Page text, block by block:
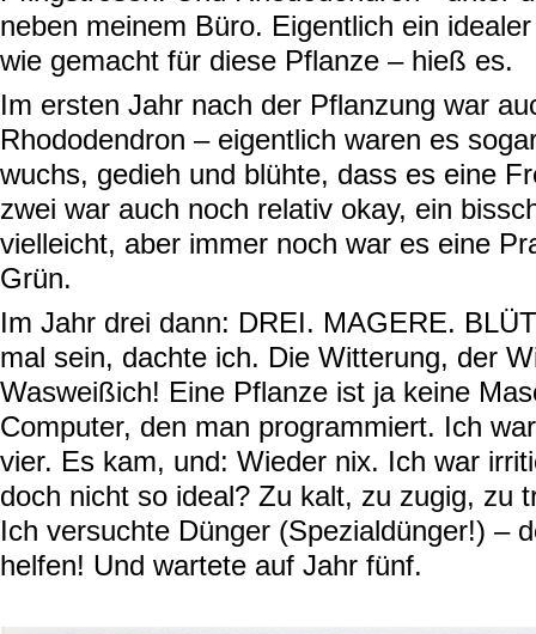
neben meinem Büro. Eigentlich ein
wie gemacht für diese Pflanze – hieß es.
Im ersten Jahr nach der Pflanzung war
Rhododendron – eigentlich waren es
wuchs, gedieh und blühte, dass es eine
zwei war auch noch relativ okay, ein
vielleicht, aber immer noch war es eine
Grün.
Im Jahr drei dann: DREI. MAGERE.
mal sein, dachte ich. Die Witterung, der
Wasweißich! Eine Pflanze ist ja keine
Computer, den man programmiert. Ich
vier. Es kam, und: Wieder nix. Ich war
doch nicht so ideal? Zu kalt, zu zugig, zu
Ich versuchte Dünger (Spezialdünger!) –
helfen! Und wartete auf Jahr fünf.